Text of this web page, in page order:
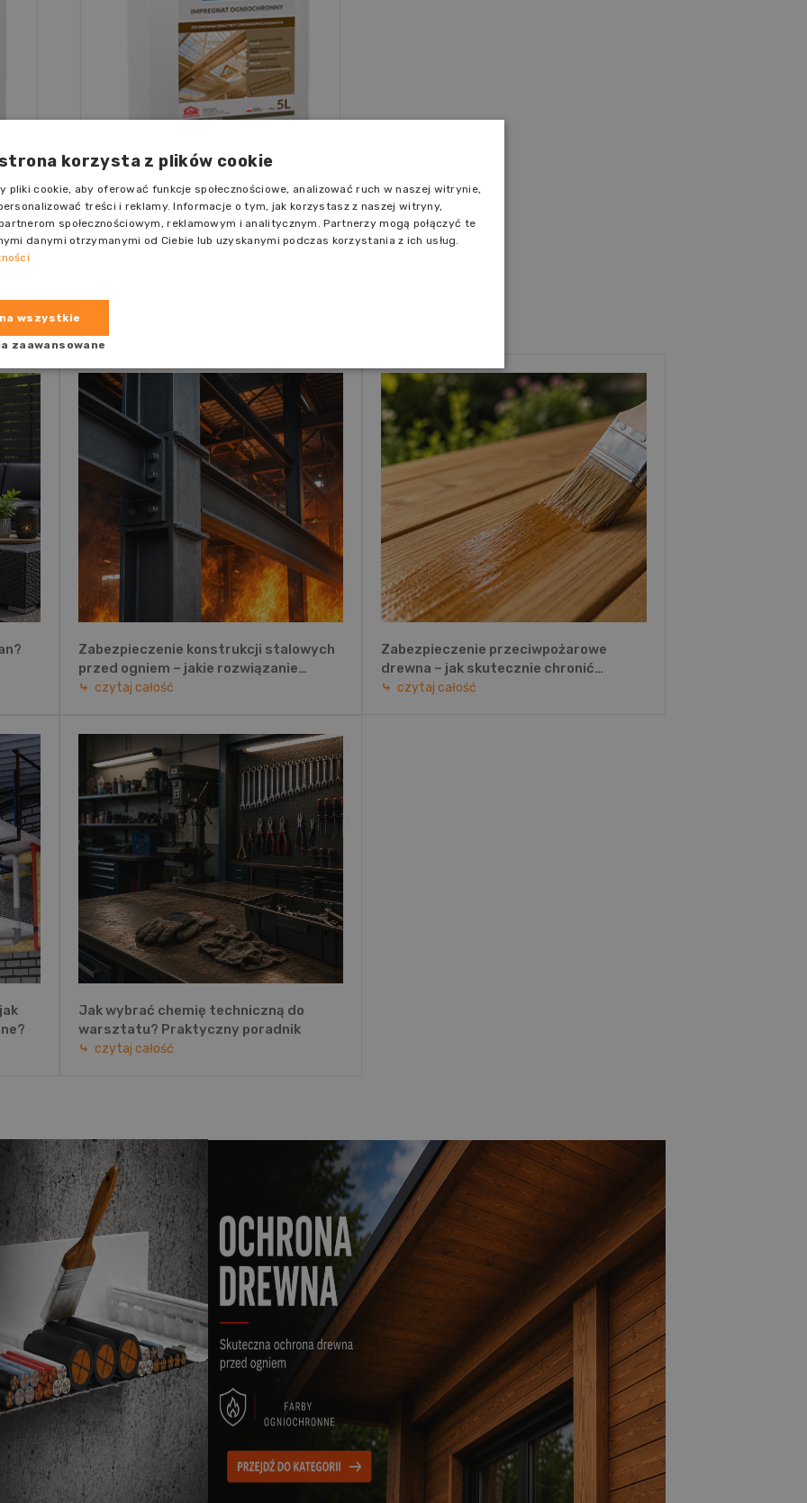
UNIDREW Bezbarwny
jednoskładnikowy impregnat
ogniochronny do powierzchni
drewnianych i drewnopochodnych, z
wyłączniem podłóg 5l
Cena: 179,00 zł
145,53 zł
Do
koszyka
Zabezpieczenie konstrukcji stalowych
przed ogniem – jakie rozwiązanie
wybrać?
czytaj całość
Zabezpieczenie przeciwpożarowe
drewna – jak skutecznie chronić
drewno przed ogniem?
czytaj całość
Jak wybrać chemię techniczną do
warsztatu? Praktyczny poradnik
czytaj całość
korzysta z plików cookie
pliki cookie, aby oferować funkcje społecznościowe, analizować ruch w naszej witrynie,
treści i reklamy. Informacje o tym, jak korzystasz z naszej witryny,
społecznościowym, reklamowym i analitycznym. Partnerzy mogą połączyć te
danymi otrzymanymi od Ciebie lub uzyskanymi podczas korzystania z ich usług.
wszystkie
zaawansowane